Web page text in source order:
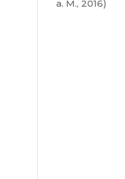
a. M., 2016)